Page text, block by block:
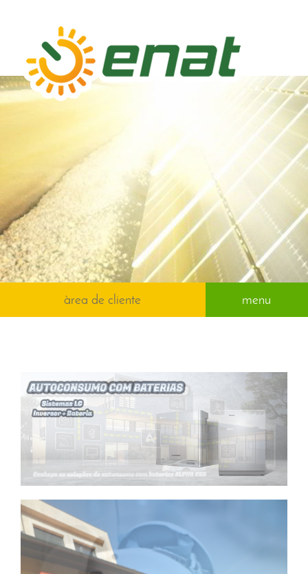
àrea de cliente menu